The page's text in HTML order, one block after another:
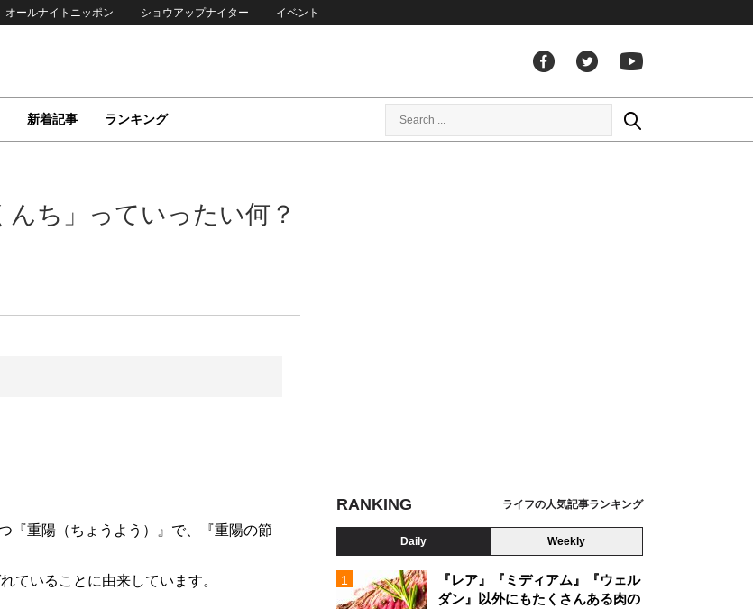
オールナイトニッポン ショウアップナイター イベント
新着記事 ランキング
ち」っていったい何？
『重陽（ちょうよう）』で、『重陽の節
ていることに由来しています。
RANKING ライフの人気記事ランキング
Daily Weekly
『レア』『ミディアム』『ウェル
ダン』以外にもたくさんある肉の